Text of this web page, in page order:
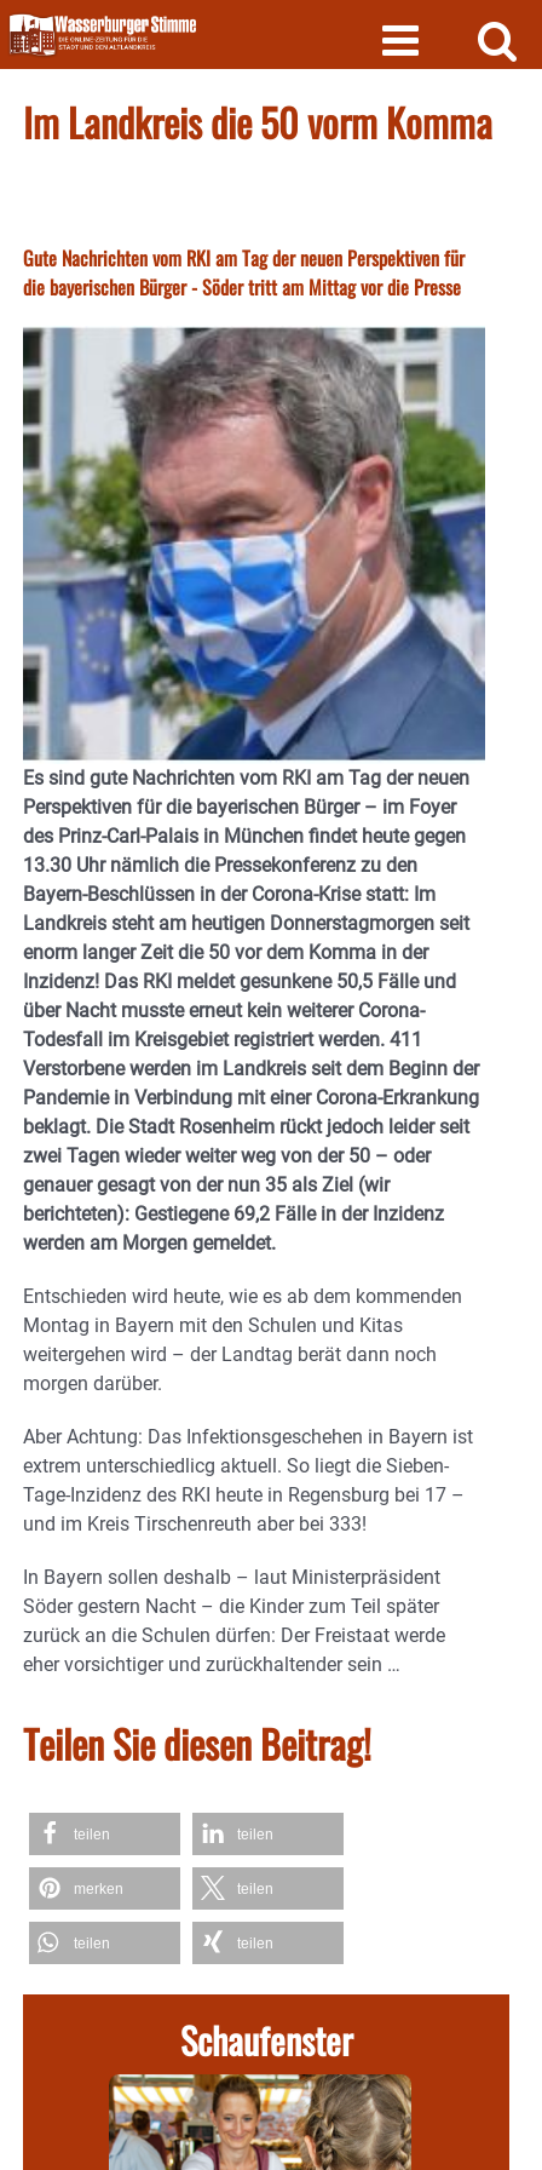
Skip
to
content
Im Landkreis die 50 vorm Komma
Gute Nachrichten vom RKI am Tag der neuen Perspektiven für
die bayerischen Bürger - Söder tritt am Mittag vor die Presse
Es sind gute Nachrichten vom RKI am Tag der neuen
Perspektiven für die bayerischen Bürger – im Foyer
des Prinz-Carl-Palais in München findet heute gegen
13.30 Uhr nämlich die Pressekonferenz zu den
Bayern-Beschlüssen in der Corona-Krise statt: Im
Landkreis steht am heutigen Donnerstagmorgen seit
enorm langer Zeit die 50 vor dem Komma in der
Inzidenz! Das RKI meldet gesunkene 50,5 Fälle und
über Nacht musste erneut kein weiterer Corona-
Todesfall im Kreisgebiet registriert werden. 411
Verstorbene werden im Landkreis seit dem Beginn der
Pandemie in Verbindung mit einer Corona-Erkrankung
beklagt. Die Stadt Rosenheim rückt jedoch leider seit
zwei Tagen wieder weiter weg von der 50 – oder
genauer gesagt von der nun 35 als Ziel (wir
berichteten): Gestiegene 69,2 Fälle in der Inzidenz
werden am Morgen gemeldet.
Entschieden wird heute, wie es ab dem kommenden
Montag in Bayern mit den Schulen und Kitas
weitergehen wird – der Landtag berät dann noch
morgen darüber.
Aber Achtung: Das Infektionsgeschehen in Bayern ist
extrem unterschiedlicg aktuell. So liegt die Sieben-
Tage-Inzidenz des RKI heute in Regensburg bei 17 –
und im Kreis Tirschenreuth aber bei 333!
In Bayern sollen deshalb – laut Ministerpräsident
Söder gestern Nacht – die Kinder zum Teil später
zurück an die Schulen dürfen: Der Freistaat werde
eher vorsichtiger und zurückhaltender sein …
Teilen Sie diesen Beitrag!
teilen teilen
merken teilen
teilen teilen
Schaufenster